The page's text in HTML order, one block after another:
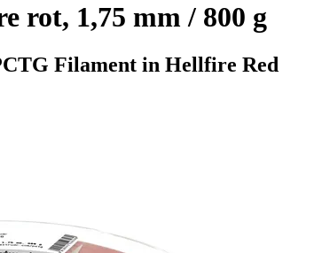
rot, 1,75 mm / 800 g
Filament in Hellfire Red